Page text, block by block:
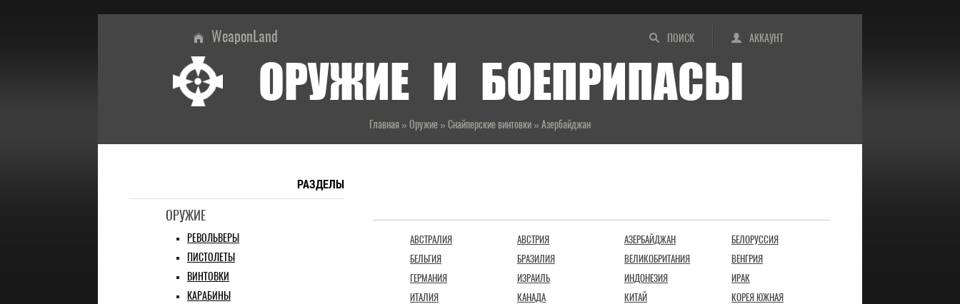
ПОИСК АККАУНТ
WeaponLand
ОРУЖИЕ И БОЕПРИПАСЫ
Главная » Оружие » Снайперские винтовки » Азербайджан
РАЗДЕЛЫ
ОРУЖИЕ
РЕВОЛЬВЕРЫ
ПИСТОЛЕТЫ
ВИНТОВКИ
КАРАБИНЫ
АВСТРАЛИЯ АВСТРИЯ АЗЕРБАЙДЖАН
БЕЛОРУССИЯ
БЕЛЬГИЯ
БРАЗИЛИЯ ВЕЛИКОБРИТАНИЯ
ВЕНГРИЯ
ГЕРМАНИЯ
ИЗРАИЛЬ ИНДОНЕЗИЯ
ИРАК
ИТАЛИЯ
КАНАДА КИТАЙ
КОРЕЯ ЮЖНАЯ